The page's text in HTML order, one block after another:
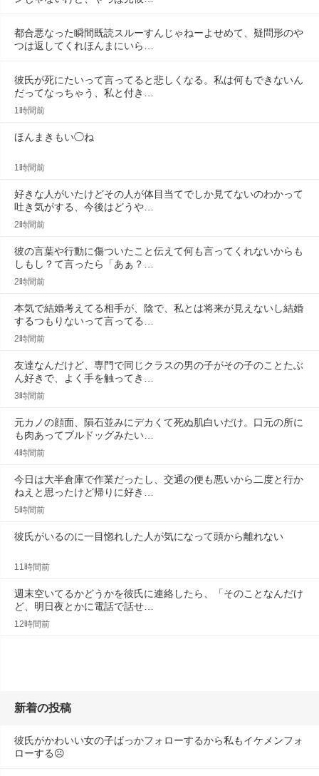
都合悪なった瞬間既読スルーすんじゃねーよせめて、疑問形のや
つは返してくれほんまにいら…
彼氏が死にたいって言ってると悲しくなる。私は何もできないん
だってなっちゃう、私と付き…
1時間前
ほんまきもい◯ね
1時間前
好きな人がいたけどその人が体目当てでしか見てないのわかって
吐き気がする、今後はどうや…
2時間前
彼の言葉や行動に傷ついたこと伝えて何も言ってくれないからも
しもし？て言ったら「あぁ？…
2時間前
本気で結婚考えてる相手が、陰で、私とは将来が見えないし結婚
するつもりないって言ってる…
2時間前
友達なんだけど、専門で同じクラスの男の子がその子のことたぶ
ん好きで、よく手を触ってき…
3時間前
元カノの顔面、隕石並みにデカくて死ぬ肌白いだけ。口元の所に
も肉あってブルドッグみたい…
4時間前
今日は大半倉庫で作業だったし、交通の便も悪いから二度と行か
ねえと思ったけど帰りに好き…
5時間前
彼氏がいるのに一目惚れした人が気になって頭から離れない
11時間前
週末空いてるかどうかを彼氏に連絡したら、「そのことなんだけ
ど、明日夜とかに電話で話せ…
12時間前
新着の投稿
彼氏がかわいい女の子ばっかフォローするから私もイケメンフォ
ローする☹️